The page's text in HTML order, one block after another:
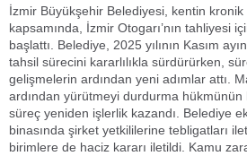
İzmir Büyükşehir Belediyesi, kentin kronik
kapsamında, İzmir Otogarı’nın tahliyesi
başlattı. Belediye, 2025 yılının Kasım
tahsil sürecini kararlılıkla sürdürürken,
gelişmelerin ardından yeni adımlar attı.
ardından yürütmeyi durdurma hükmünün
süreç yeniden işlerlik kazandı. Belediye
binasında şirket yetkililerine tebligatları
birimlere de haciz kararı iletildi. Kamu